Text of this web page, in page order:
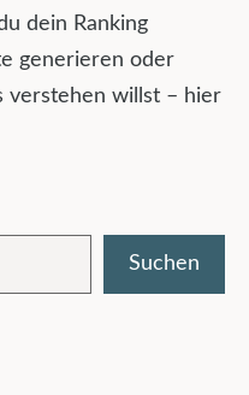
dein Ranking
generieren oder
verstehen willst – hier
Suchen